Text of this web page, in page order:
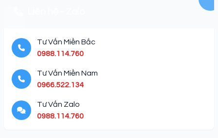
Tư Vấn Miền Bắc
0988.114.760
Tư Vấn Miền Nam
0966.522.134
Tư Vấn Zalo
0988.114.760